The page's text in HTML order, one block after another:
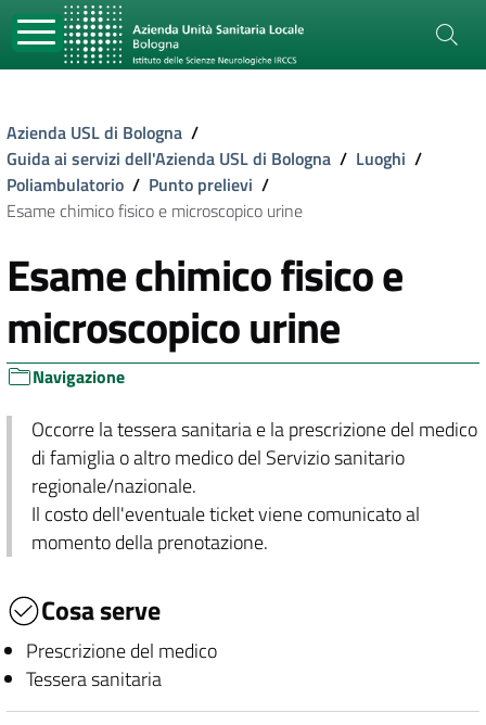
Azienda USL di Bologna /
Guida ai servizi dell'Azienda USL di Bologna / Luoghi /
Poliambulatorio / Punto prelievi /
Esame chimico fisico e microscopico urine
Esame chimico fisico e
microscopico urine
Navigazione
Occorre la tessera sanitaria e la prescrizione del medico
di famiglia o altro medico del Servizio sanitario
regionale/nazionale.
Il costo dell'eventuale ticket viene comunicato al
momento della prenotazione.
Cosa serve
Prescrizione del medico
Tessera sanitaria